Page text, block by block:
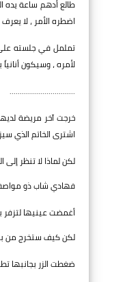
طالع أدهم ساعة يده
اضطره الأمر ، لا
تململ في جلسته على
لأمره ، وسيكون أنانياً
................................
خرجت آخر مريضة
اشترى الخاتم الذي
لكن لماذا لا تنظر إلى
فهادي شاب ذو
أغمضت عينيها
لكن كيف ستخرج من
ضغطت الزر بجانبها